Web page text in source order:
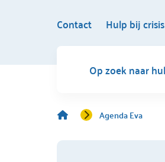
Contact Hulp bij crisis
Op zoek naar
Agenda Eva